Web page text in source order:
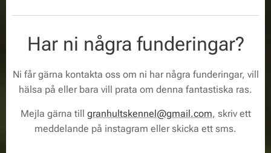
Har ni några funderingar?
Ni får gärna kontakta oss om ni har några funderingar, vill
hälsa på eller bara vill prata om denna fantastiska ras.
Mejla gärna till granhultskennel@gmail.com, skriv ett
meddelande på instagram eller skicka ett sms.